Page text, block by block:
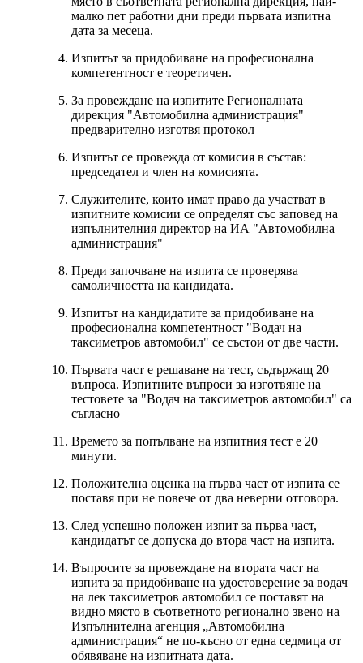
малко пет работни дни преди първата изпитна
дата за месеца.
Изпитът за придобиване на професионална
компетентност е теоретичен.
За провеждане на изпитите Регионалната
дирекция "Автомобилна администрация"
предварително изготвя протокол
Изпитът се провежда от комисия в състав:
председател и член на комисията.
Служителите, които имат право да участват в
изпитните комисии се определят със заповед на
изпълнителния директор на ИА "Автомобилна
администрация"
Преди започване на изпита се проверява
самоличността на кандидата.
Изпитът на кандидатите за придобиване на
професионална компетентност "Водач на
таксиметров автомобил" се състои от две части.
Първата част е решаване на тест, съдържащ 20
въпроса. Изпитните въпроси за изготвяне на
тестовете за "Водач на таксиметров автомобил" са
съгласно
Времето за попълване на изпитния тест е 20
минути.
Положителна оценка на първа част от изпита се
поставя при не повече от два неверни отговора.
След успешно положен изпит за първа част,
кандидатът се допуска до втора част на изпита.
Въпросите за провеждане на втората част на
изпита за придобиване на удостоверение за водач
на лек таксиметров автомобил се поставят на
видно място в съответното регионално звено на
Изпълнителна агенция „Автомобилна
администрация“ не по-късно от една седмица от
обявяване на изпитната дата.